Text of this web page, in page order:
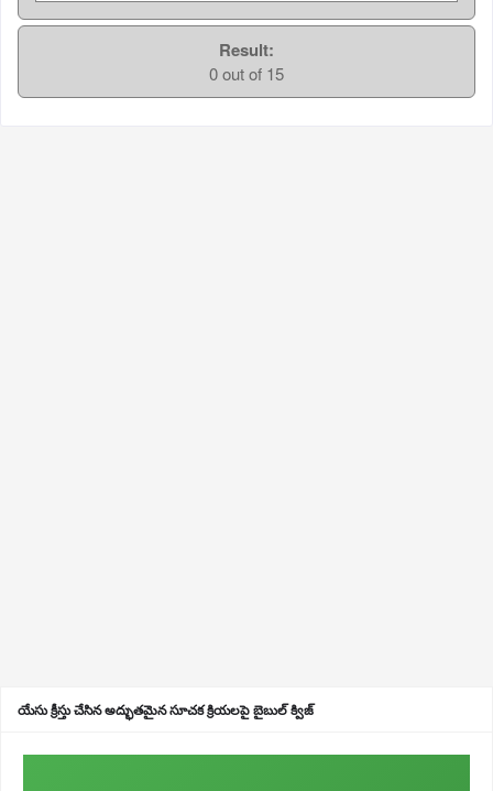
Result:
0 out of 15
యేసు క్రీస్తు చేసిన అద్భుతమైన సూచక క్రియలపై బైబుల్ క్విజ్